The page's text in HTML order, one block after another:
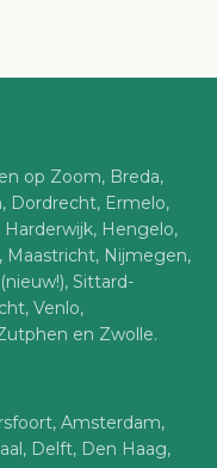
op Zoom, Breda,
Dordrecht, Ermelo,
Harderwijk, Hengelo,
Maastricht, Nijmegen,
Sittard-
Venlo,
en Zwolle.
Amsterdam,
Delft, Den Haag,